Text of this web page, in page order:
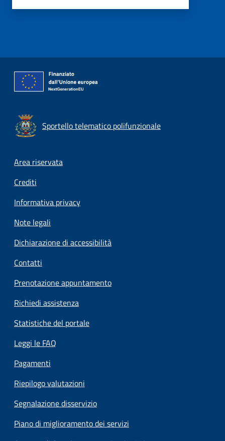
Sportello telematico polifunzionale
Footer menu
Area riservata
Crediti
Informativa privacy
Note legali
Dichiarazione di accessibilità
Contatti
Prenotazione appuntamento
Richiedi assistenza
Statistiche del portale
Leggi le FAQ
Pagamenti
Riepilogo valutazioni
Segnalazione disservizio
Piano di miglioramento dei servizi